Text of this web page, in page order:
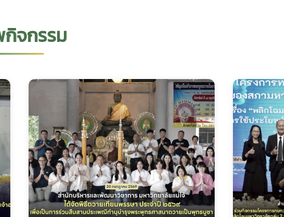
จกรรม